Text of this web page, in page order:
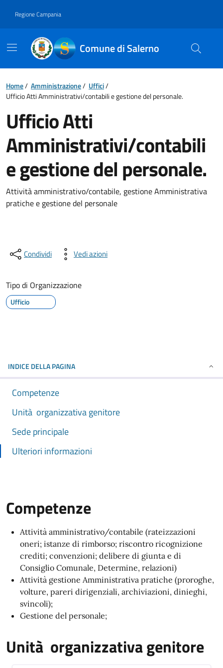
Regione Campania
Comune di Salerno
Home/ Amministrazione/ Uffici/
Ufficio Atti Amministrativi/contabili e gestione del personale.
Ufficio Atti
Amministrativi/contabili
e gestione del personale.
Attività amministrativo/contabile, gestione Amministrativa
pratiche e gestione del personale
Condividi Vedi azioni
Tipo di Organizzazione
Ufficio
INDICE DELLA PAGINA
Competenze
Unità organizzativa genitore
Sede principale
Ulteriori informazioni
Competenze
Attività amministrativo/contabile (rateizzazioni
oneri; istanze di rimborso; riscontro ricognizione
crediti; convenzioni; delibere di giunta e di
Consiglio Comunale, Determine, relazioni)
Attività gestione Amministrativa pratiche (proroghe,
volture, pareri dirigenziali, archiviazioni, dinieghi,
svincoli);
Gestione del personale;
Unità organizzativa genitore